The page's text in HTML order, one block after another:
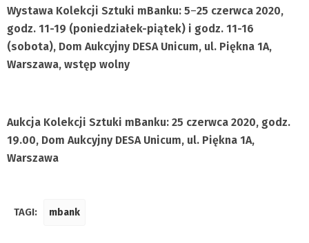
Wystawa Kolekcji Sztuki mBanku: 5–25 czerwca 2020,
godz. 11-19 (poniedziałek-piątek) i godz. 11-16
(sobota), Dom Aukcyjny DESA Unicum, ul. Piękna 1A,
Warszawa, wstęp wolny
Aukcja Kolekcji Sztuki mBanku: 25 czerwca 2020, godz.
19.00, Dom Aukcyjny DESA Unicum, ul. Piękna 1A,
Warszawa
TAGI: mbank